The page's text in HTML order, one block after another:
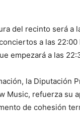
del recinto será a
a las 22:00
empezará a las
la Diputación
Music, refuerza su
de cohesión